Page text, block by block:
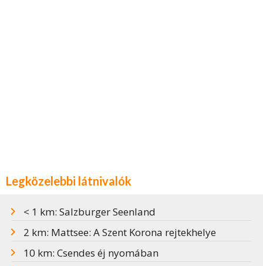
Legközelebbi látnivalók
< 1 km: Salzburger Seenland
2 km: Mattsee: A Szent Korona rejtekhelye
10 km: Csendes éj nyomában